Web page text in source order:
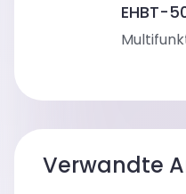
EHBT-
Verwandte